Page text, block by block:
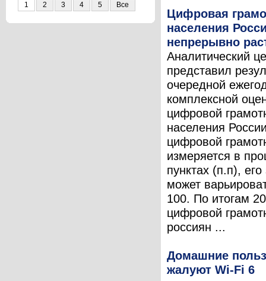
1 2 3 4 5 Все
Цифровая
населения
непрерывно
Аналитический
представил
очередной
комплексной
цифровой
населения
цифровой
измеряется в
пунктах (п.п),
может
100. По итогам
цифровой
россиян ...
Домашние
жалуют Wi-Fi 6